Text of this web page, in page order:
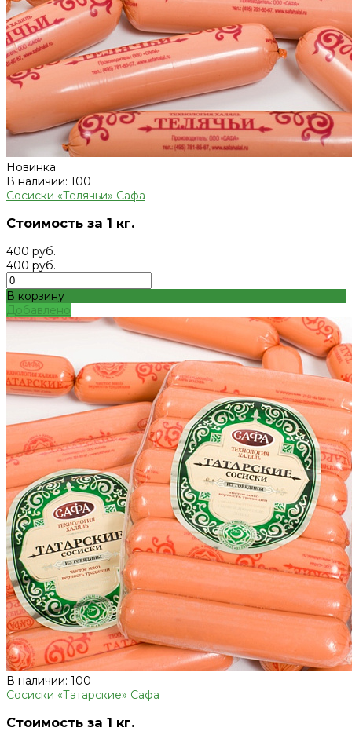
Новинка
В наличии: 100
Сосиски «Телячьи» Сафа
Стоимость за 1 кг.
400 руб.
400 руб.
В корзину
Добавлено
В наличии: 100
Сосиски «Татарские» Сафа
Стоимость за 1 кг.